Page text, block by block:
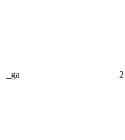
_ga